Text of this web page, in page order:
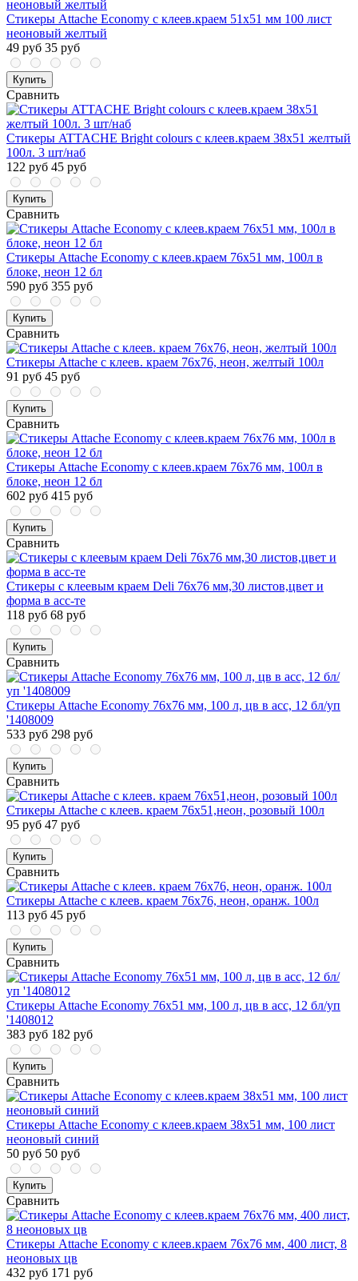
Стикеры Attache Economy с клеев.краем 51x51 мм 100 лист
неоновый желтый
49 руб 35 руб
Купить
Сравнить
Стикеры ATTACHE Bright colours с клеев.краем 38х51 желтый
100л. 3 шт/наб
122 руб 45 руб
Купить
Сравнить
Стикеры Attache Economy с клеев.краем 76x51 мм, 100л в
блоке, неон 12 бл
590 руб 355 руб
Купить
Сравнить
Стикеры Attache с клеев. краем 76х76, неон, желтый 100л
91 руб 45 руб
Купить
Сравнить
Стикеры Attache Economy с клеев.краем 76x76 мм, 100л в
блоке, неон 12 бл
602 руб 415 руб
Купить
Сравнить
Стикеры с клеевым краем Deli 76х76 мм,30 листов,цвет и
форма в асс-те
118 руб 68 руб
Купить
Сравнить
Стикеры Attache Economy 76x76 мм, 100 л, цв в асс, 12 бл/уп
'1408009
533 руб 298 руб
Купить
Сравнить
Стикеры Attache с клеев. краем 76х51,неон, розовый 100л
95 руб 47 руб
Купить
Сравнить
Стикеры Attache с клеев. краем 76х76, неон, оранж. 100л
113 руб 45 руб
Купить
Сравнить
Стикеры Attache Economy 76x51 мм, 100 л, цв в асс, 12 бл/уп
'1408012
383 руб 182 руб
Купить
Сравнить
Стикеры Attache Economy с клеев.краем 38x51 мм, 100 лист
неоновый синий
50 руб 50 руб
Купить
Сравнить
Стикеры Attache Economy с клеев.краем 76х76 мм, 400 лист, 8
неоновых цв
432 руб 171 руб